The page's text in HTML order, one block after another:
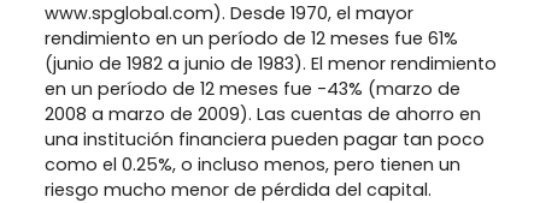
www.spglobal.com). Desde 1970, el mayor
rendimiento en un período de 12 meses fue 61%
(junio de 1982 a junio de 1983). El menor rendimiento
en un período de 12 meses fue -43% (marzo de
2008 a marzo de 2009). Las cuentas de ahorro en
una institución financiera pueden pagar tan poco
como el 0.25%, o incluso menos, pero tienen un
riesgo mucho menor de pérdida del capital.